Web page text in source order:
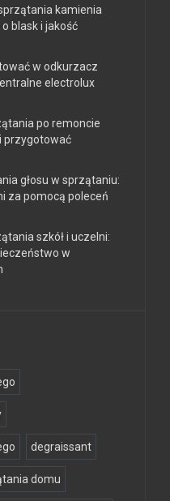
kamienia
blask i jakość
w odkurzacz
electrolux
po remoncie
przygotować
głosu w sprzątaniu:
za pomocą poleceń
szkół i uczelni:
w
degraissant
domu